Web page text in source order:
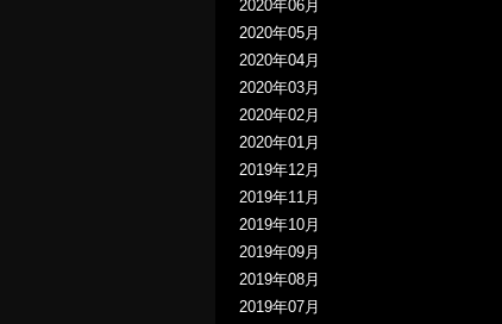
2020年06月
2020年05月
2020年04月
2020年03月
2020年02月
2020年01月
2019年12月
2019年11月
2019年10月
2019年09月
2019年08月
2019年07月